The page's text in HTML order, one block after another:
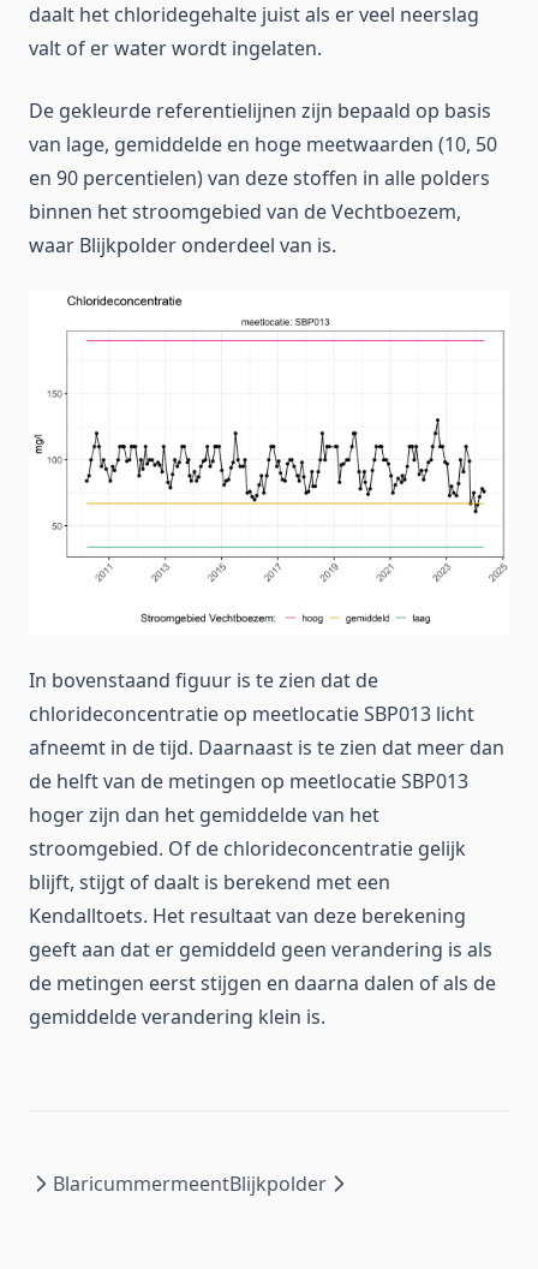
daalt het chloridegehalte juist als er veel neerslag
valt of er water wordt ingelaten.
De gekleurde referentielijnen zijn bepaald op basis
van lage, gemiddelde en hoge meetwaarden (10, 50
en 90 percentielen) van deze stoffen in alle polders
binnen het stroomgebied van de Vechtboezem,
waar Blijkpolder onderdeel van is.
In bovenstaand figuur is te zien dat de
chlorideconcentratie op meetlocatie SBP013 licht
afneemt in de tijd. Daarnaast is te zien dat meer dan
de helft van de metingen op meetlocatie SBP013
hoger zijn dan het gemiddelde van het
stroomgebied. Of de chlorideconcentratie gelijk
blijft, stijgt of daalt is berekend met een
Kendalltoets. Het resultaat van deze berekening
geeft aan dat er gemiddeld geen verandering is als
de metingen eerst stijgen en daarna dalen of als de
gemiddelde verandering klein is.
BlaricummermeentBlijkpolder